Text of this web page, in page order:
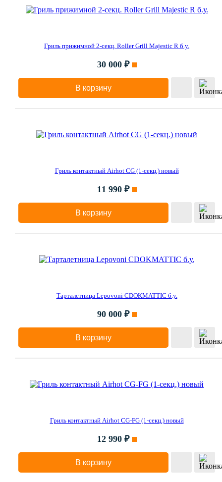
Гриль прижимной 2-секц. Roller Grill Majestic R б.у.
30 000 ₽
В корзину
Гриль контактный Airhot CG (1-секц.) новый
11 990 ₽
В корзину
Тарталетница Lepovoni CDOKMATTIC б.у.
90 000 ₽
В корзину
Гриль контактный Airhot CG-FG (1-секц.) новый
12 990 ₽
В корзину